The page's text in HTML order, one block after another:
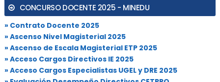
CONCURSO DOCENTE 2025 - MINEDU
» Contrato Docente 2025
» Ascenso Nivel Magisterial 2025
» Ascenso de Escala Magisterial ETP 2025
» Acceso Cargos Directivos IE 2025
» Acceso Cargos Especialistas UGEL y DRE 2025